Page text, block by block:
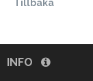
Tillbaka
INFO